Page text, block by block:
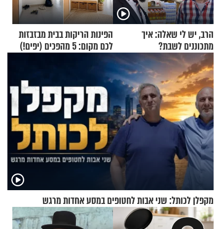
הרב, יש לי שאלה: איך
מתכוננים לשבת?
הפינות הריקות בבית מבזבזות
לכם מקום: 5 מהפכים (יפים!)
שאפשר לעשות כבר היום
מקפלן לכותל: שני אבות לחטופים במסע אחדות מרגש